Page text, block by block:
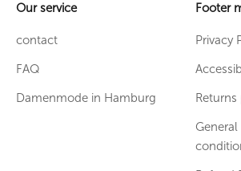
Our service
contact
FAQ
Damenmode in Hamburg
Footer
Privacy